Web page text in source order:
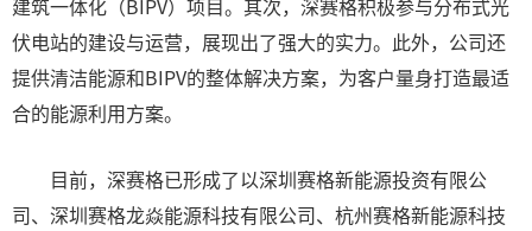
建筑一体化（BIPV）项目。其次，深赛格积极参与分布式光
伏电站的建设与运营，展现出了强大的实力。此外，公司还
提供清洁能源和BIPV的整体解决方案，为客户量身打造最适
合的能源利用方案。
目前，深赛格已形成了以深圳赛格新能源投资有限公
司、深圳赛格龙焱能源科技有限公司、杭州赛格新能源科技